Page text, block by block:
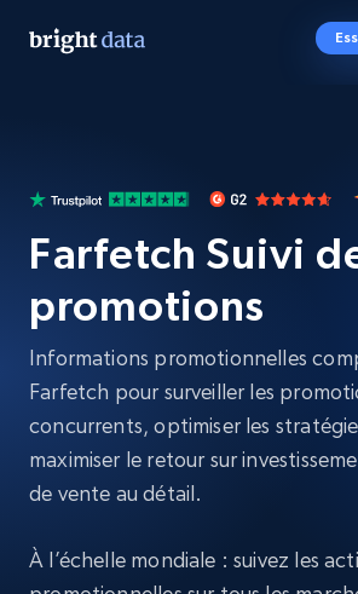
Farfetch Suivi
promotions
Informations promotionnelles
Farfetch pour surveiller les
concurrents, optimiser les
maximiser le retour sur
de vente au détail.
À l’échelle mondiale : suivez les